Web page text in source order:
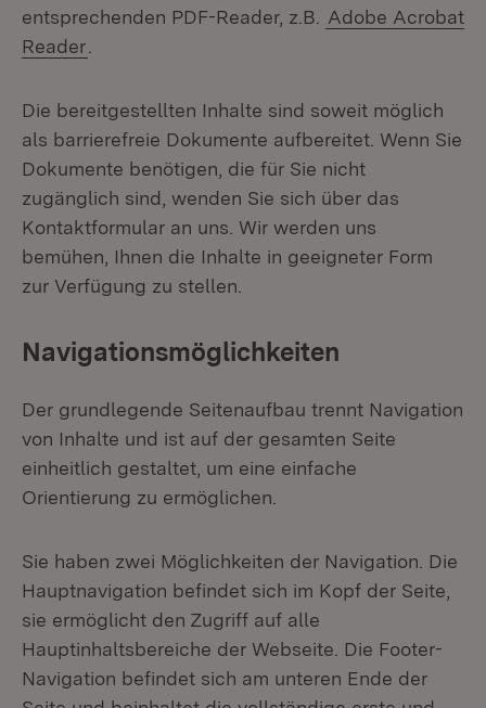
entsprechenden PDF-Reader, z.B.
Adobe Acrobat
Reader
Die bereitgestellten Inhalte sind soweit möglich
als barrierefreie Dokumente aufbereitet. Wenn Sie
Dokumente benötigen, die für Sie nicht
zugänglich sind, wenden Sie sich über das
Kontaktformular an uns. Wir werden uns
bemühen, Ihnen die Inhalte in geeigneter Form
zur Verfügung zu stellen.
Navigationsmöglichkeiten
Der grundlegende Seitenaufbau trennt Navigation
von Inhalte und ist auf der gesamten Seite
einheitlich gestaltet, um eine einfache
Orientierung zu ermöglichen.
Sie haben zwei Möglichkeiten der Navigation. Die
Hauptnavigation befindet sich im Kopf der Seite,
sie ermöglicht den Zugriff auf alle
Hauptinhaltsbereiche der Webseite. Die Footer-
Navigation befindet sich am unteren Ende der